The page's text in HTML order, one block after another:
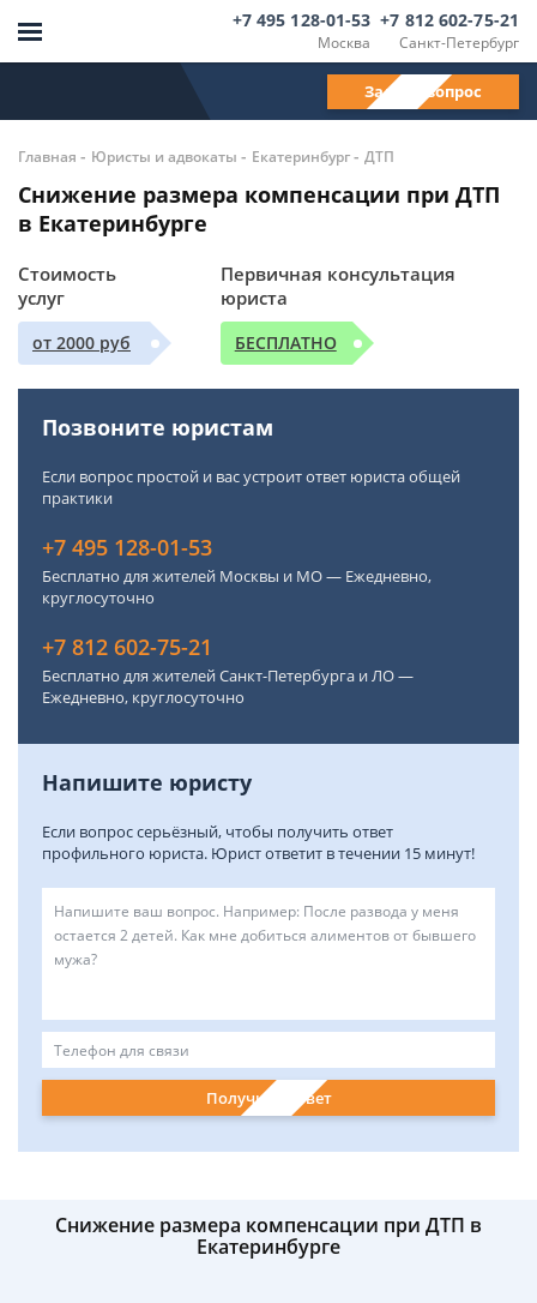
Москва
+7 495 128-01-53
Санкт-Петербург
+7 812 602-75-21
Задать вопрос
Главная - Юристы и адвокаты - Екатеринбург- ДТП
Снижение размера компенсации при ДТП
в Екатеринбурге
Стоимость
услуг
от 2000 руб
Первичная консультация
юриста
БЕСПЛАТНО
Позвоните юристам
Если вопрос простой и вас устроит ответ юриста общей
практики
+7 495 128-01-53
Бесплатно для жителей Москвы и МО — Ежедневно,
круглосуточно
+7 812 602-75-21
Бесплатно для жителей Санкт-Петербурга и ЛО —
Ежедневно, круглосуточно
Напишите юристу
Если вопрос серьёзный, чтобы получить ответ
профильного юриста. Юрист ответит в течении 15 минут!
Получить ответ
Снижение размера компенсации при ДТП в
Екатеринбурге